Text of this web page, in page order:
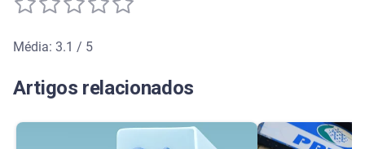
Média: 3.1 / 5
Artigos relacionados